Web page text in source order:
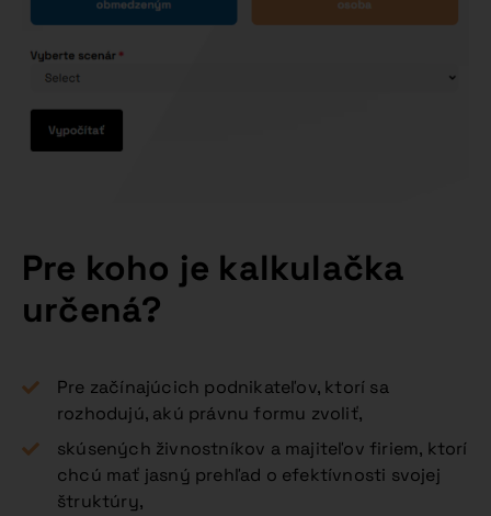
Pre koho je kalkulačka
určená?
Pre začínajúcich podnikateľov, ktorí sa
rozhodujú, akú právnu formu zvoliť,
skúsených živnostníkov a majiteľov firiem, ktorí
chcú mať jasný prehľad o efektívnosti svojej
štruktúry,